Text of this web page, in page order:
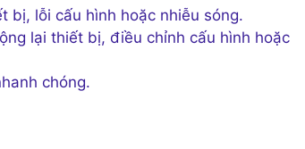
bị, lỗi cấu hình hoặc nhiễu sóng.
lại thiết bị, điều chỉnh cấu hình hoặc
chóng.